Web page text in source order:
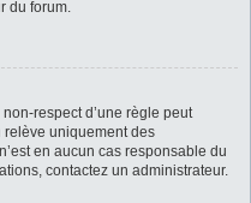
du forum.
respect d’une règle peut
relève uniquement des
en aucun cas responsable du
contactez un administrateur.